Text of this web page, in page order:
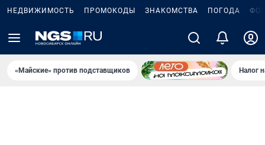
НЕДВИЖИМОСТЬ ПРОМОКОДЫ ЗНАКОМСТВА ПОГОДА
«Майские» против подставщиков Налог